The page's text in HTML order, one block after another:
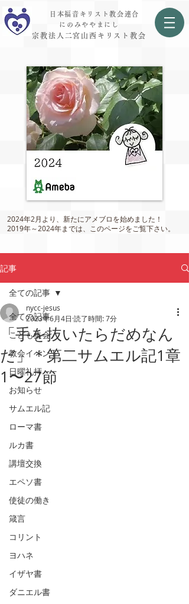
日本福音キリスト教会連合
にのみややまにし
宗教法人二宮山西キリスト教会
2024年2月より、新たにアメブロを始めました！
2019年～2024年までは、このページをご覧下さい。
記事
全ての記事
こども集会
教会イベント
日曜礼拝
お知らせ
サムエル記
ローマ書
ルカ書
講壇交換
エペソ書
使徒の働き
箴言
コリント
ヨハネ
イザヤ書
ダニエル書
全ての記事
「手を抜いたらだめなん
だ」＊第二サムエル記1章
1〜27節
nycc-jesus
2023年6月4日 読了時間: 7分